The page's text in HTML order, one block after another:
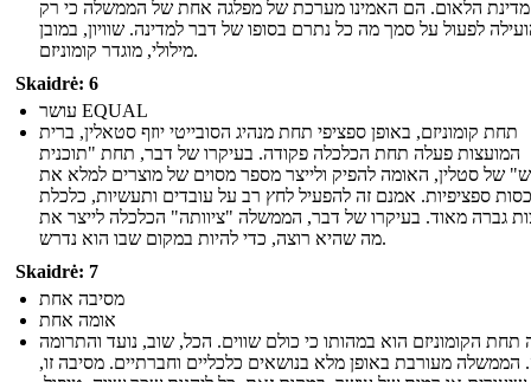
מדינת הלאום. הם האמינו מערכת של מפלגה אחת של הממשלה כי רק
לפעול על סמך מה כל נתרם בסופו של דבר למדינה. שוויון, במובן
מילולי, מוגדר קומוניזם.
Skaidrė: 6
עושר EQUAL
תחת קומוניזם, באופן ספציפי תחת מנהיג הסובייטי יוזף סטאלין, ברית
המועצות פעלה תחת הכלכלה פקודה. בעיקרו של דבר, תחת "תוכנית
של סטלין, האומה להפיק ולייצר מספר מסוים של מוצרים למלא את
ספציפיות. אמנם זה להפעיל לחץ רב על עובדים ותעשיות, כלכלת
גברה מאוד. בעיקרו של דבר, הממשלה "ציוותה" הכלכלה לייצר את
מה שהיא רוצה, כדי להיות במקום שבו הוא נדרש.
Skaidrė: 7
מסיבה אחת
אומה אחת
תחת הקומוניזם הוא במהותו כי כולם שווים. הכל, שוב, נועד והתרומה
הממשלה מעורבת באופן מלא בנושאים כלכליים וחברתיים. מסיבה זו,